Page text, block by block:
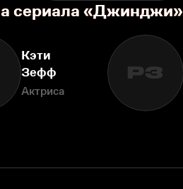
сериала «Джинджи»
Кэти
Зефф
Актриса
РЗ